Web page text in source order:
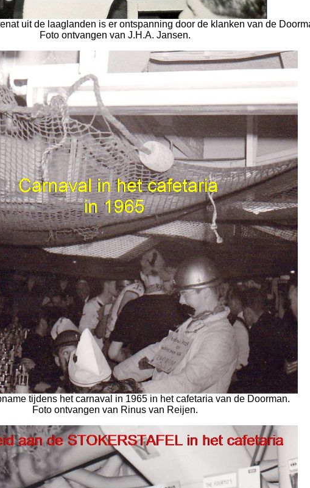
uit de laaglanden is er ontspanning door de klanken van de
Foto ontvangen van J.H.A. Jansen.
tijdens het carnaval in 1965 in het cafetaria van de Doorman.
Foto ontvangen van Rinus van Reijen.